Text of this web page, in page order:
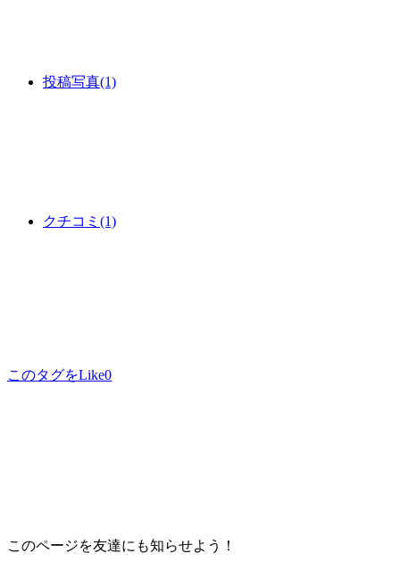
投稿写真(1)
クチコミ (1)
このタグをLike0
このページを友達にも知らせよう！